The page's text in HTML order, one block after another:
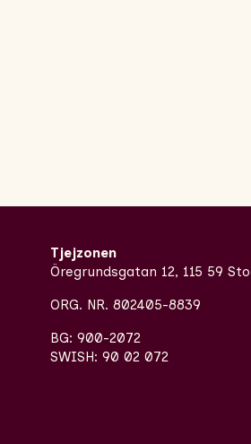
Tjejzonen
Öregrundsgatan 12, 115 59
ORG. NR. 802405-8839
BG: 900-2072
SWISH: 90 02 072